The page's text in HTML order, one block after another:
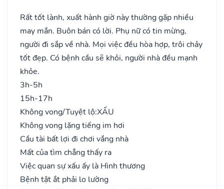
Rất tốt lành, xuất hành giờ này thường gặp nhiều
may mắn. Buôn bán có lời. Phụ nữ có tin mừng,
người đi sắp về nhà. Mọi việc đều hòa hợp, trôi chảy
tốt đẹp. Có bệnh cầu sẽ khỏi, người nhà đều mạnh
khỏe.
3h-5h
15h-17h
Không vong/Tuyệt lộ:XẤU
Không vong lặng tiếng im hơi
Cầu tài bất lợi đi chơi vắng nhà
Mất của tìm chẳng thấy ra
Việc quan sự xấu ấy là Hình thương
Bệnh tật ắt phải lo lường